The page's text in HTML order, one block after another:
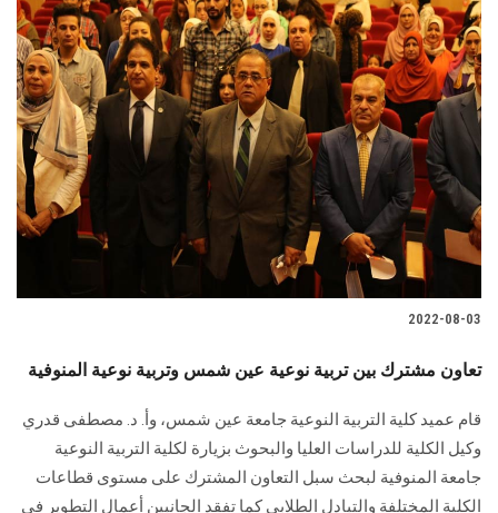
2022-08-03
تعاون مشترك بين تربية نوعية عين شمس وتربية نوعية المنوفية
قام عميد كلية التربية النوعية جامعة عين شمس، وأ. د. مصطفى قدري
وكيل الكلية للدراسات العليا والبحوث بزيارة لكلية التربية النوعية
جامعة المنوفية لبحث سبل التعاون المشترك على مستوى قطاعات
الكلية المختلفة والتبادل الطلابي كما تفقد الجانبين أعمال التطوير في